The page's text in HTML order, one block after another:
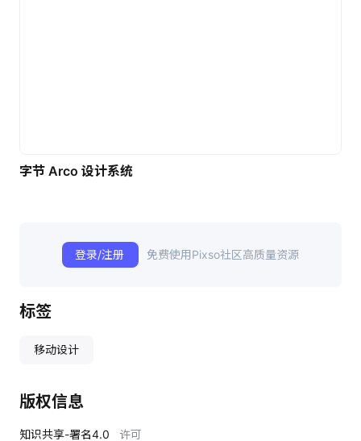
字节 Arco 设计系统
登录/注册 免费使用Pixso社区高质量资源
标签
移动设计
版权信息
知识共享-署名4.0 许可